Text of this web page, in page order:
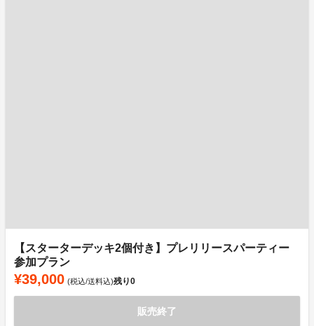
【スターターデッキ2個付き】プレリリースパーティー
参加プラン
¥39,000 (税込/送料込)残り0
販売終了